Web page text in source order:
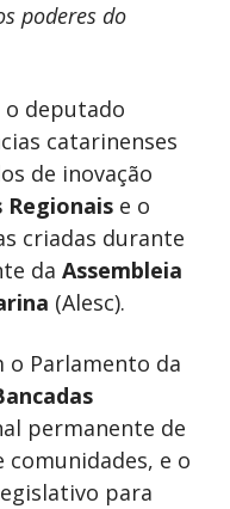
poderes do
deputado
catarinenses
de inovação
Regionais e o
criadas durante
da Assembleia
(Alesc).
o Parlamento da
permanente de
e o
para